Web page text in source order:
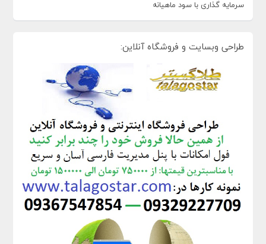
سرمایه گذاری با سود ماهیانه
طراحی وبسایت و فروشگاه آنلاین: